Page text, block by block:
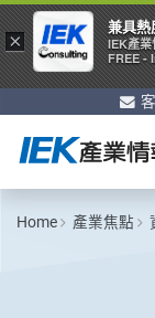
Home 產業焦點
×
兼具熱
IEK產業
FREE -